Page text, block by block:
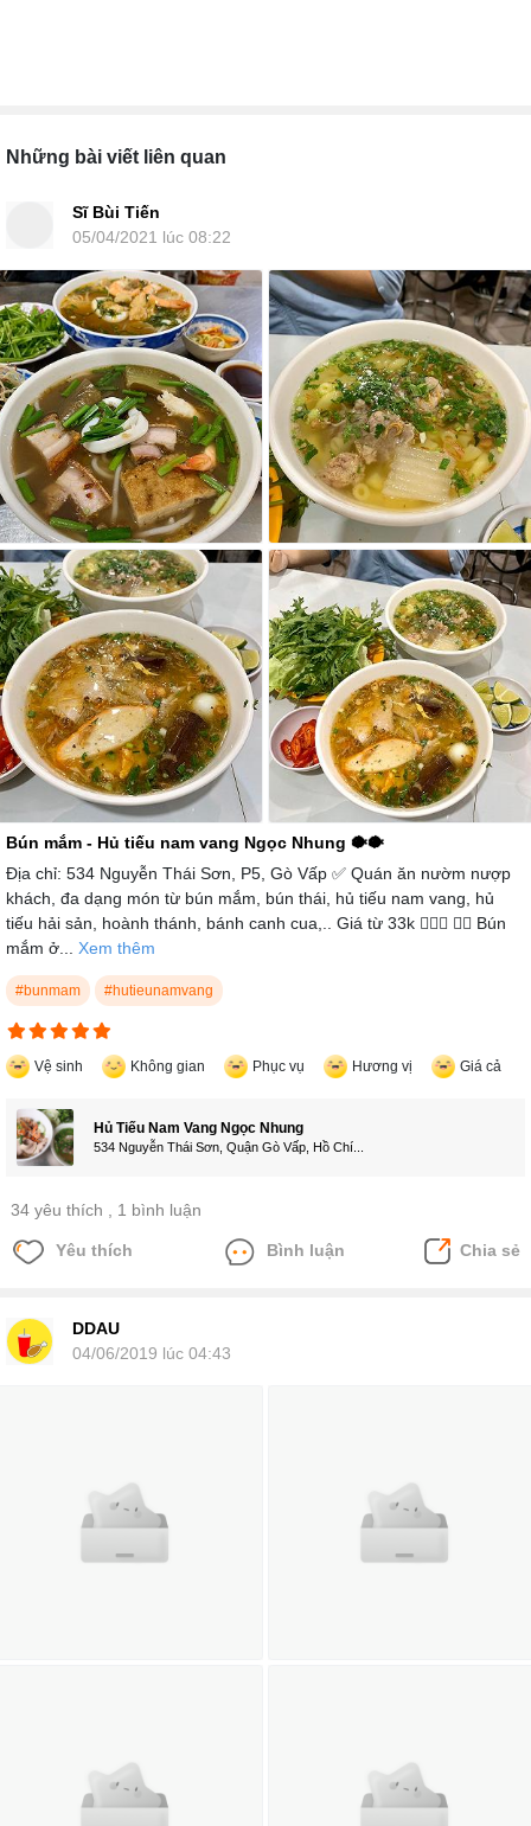
Những bài viết liên quan
Sĩ Bùi Tiến
05/04/2021 lúc 08:22
Bún mắm - Hủ tiếu nam vang Ngọc Nhung 🐡🐡
Địa chỉ: 534 Nguyễn Thái Sơn, P5, Gò Vấp ✅ Quán ăn nườm nượp
khách, đa dạng món từ bún mắm, bún thái, hủ tiếu nam vang, hủ
tiếu hải sản, hoành thánh, bánh canh cua,.. Giá từ 33k 🙆🏻‍♂️ 👉🏻 Bún
mắm ở... Xem thêm
#bunmam #hutieunamvang
Vệ sinh Không gian Phục vụ Hương vị Giá cả
Hủ Tiếu Nam Vang Ngọc Nhung
534 Nguyễn Thái Sơn, Quận Gò Vấp, Hồ Chí...
34 yêu thích , 1 bình luận
Yêu thích Bình luận Chia sẻ
DDAU
04/06/2019 lúc 04:43